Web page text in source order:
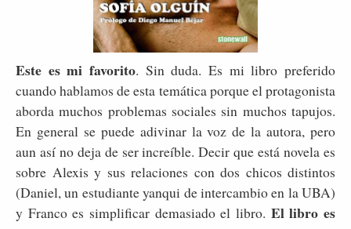
Este es mi favorito. Sin duda. Es mi libro preferido
cuando hablamos de esta temática porque el protagonista
aborda muchos problemas sociales sin muchos tapujos.
En general se puede adivinar la voz de la autora, pero
aun así no deja de ser increíble. Decir que está novela es
sobre Alexis y sus relaciones con dos chicos distintos
(Daniel, un estudiante yanqui de intercambio en la UBA)
y Franco es simplificar demasiado el libro. El libro es